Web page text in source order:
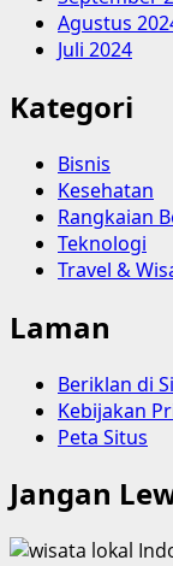
Agustus
Juli 2024
Kategori
Bisnis
Kesehatan
Rangkaian
Teknologi
Travel &
Laman
Beriklan di
Kebijakan
Peta Situs
Jangan